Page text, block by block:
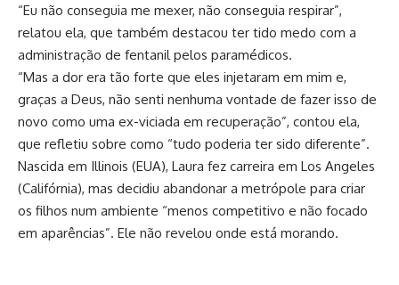
“Eu não conseguia me mexer, não conseguia respirar”,
relatou ela, que também destacou ter tido medo com a
administração de fentanil pelos paramédicos.
“Mas a dor era tão forte que eles injetaram em mim e,
graças a Deus, não senti nenhuma vontade de fazer isso de
novo como uma ex-viciada em recuperação”, contou ela,
que refletiu sobre como “tudo poderia ter sido diferente”.
Nascida em Illinois (EUA), Laura fez carreira em Los Angeles
(Califórnia), mas decidiu abandonar a metrópole para criar
os filhos num ambiente “menos competitivo e não focado
em aparências”. Ele não revelou onde está morando.